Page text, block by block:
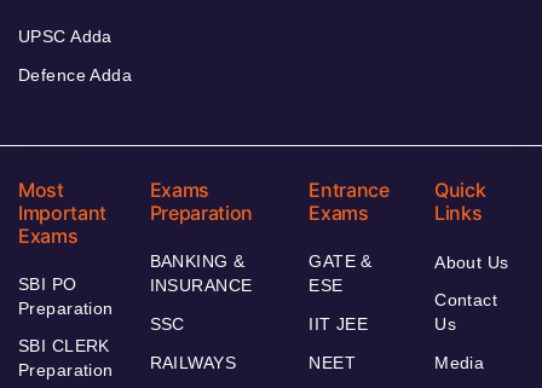
UPSC Adda
Defence Adda
Most
Important
Exams
SBI PO
Preparation
SBI CLERK
Preparation
Exams
Preparation
BANKING &
INSURANCE
SSC
RAILWAYS
Entrance
Exams
GATE &
ESE
IIT JEE
NEET
Quick
Links
About Us
Contact
Us
Media